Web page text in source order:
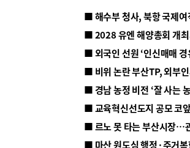
■ 해수부 청사, 북항 국제
■ 2028 유엔 해양총회 개최
■ 외국인 선원 ‘인신매매
■ 비위 논란 부산TP, 외부
■ 르노 못 타는 부산시장…
■ 마산 원도심 행정·주거